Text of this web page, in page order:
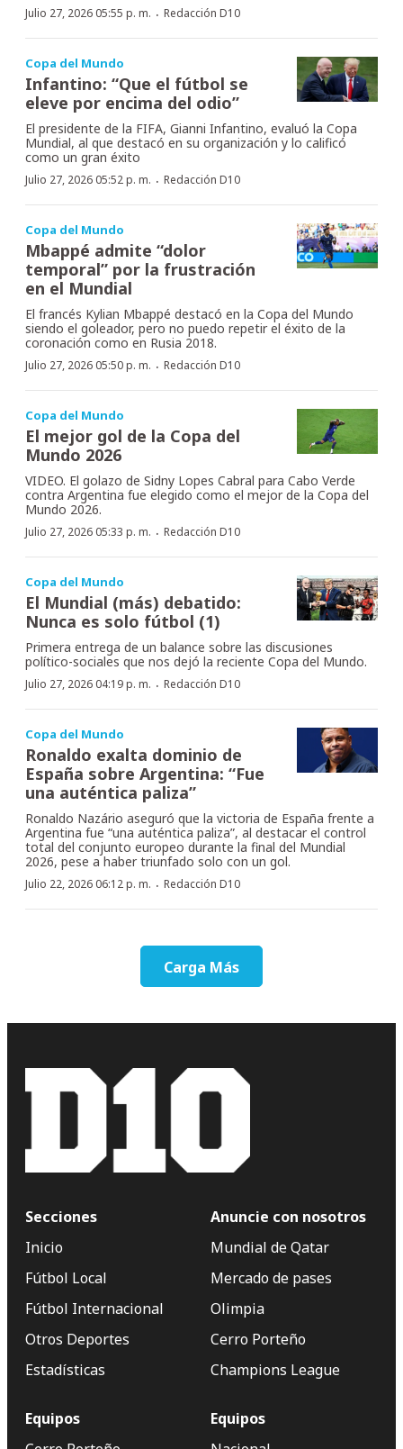
Julio 27, 2026 05:55 p. m. · Redacción D10
Copa del Mundo
Infantino: “Que el fútbol se
eleve por encima del odio”
El presidente de la FIFA, Gianni Infantino, evaluó la Copa
Mundial, al que destacó en su organización y lo calificó
como un gran éxito
Julio 27, 2026 05:52 p. m. · Redacción D10
Copa del Mundo
Mbappé admite “dolor
temporal” por la frustración
en el Mundial
El francés Kylian Mbappé destacó en la Copa del Mundo
siendo el goleador, pero no puedo repetir el éxito de la
coronación como en Rusia 2018.
Julio 27, 2026 05:50 p. m. · Redacción D10
Copa del Mundo
El mejor gol de la Copa del
Mundo 2026
VIDEO. El golazo de Sidny Lopes Cabral para Cabo Verde
contra Argentina fue elegido como el mejor de la Copa del
Mundo 2026.
Julio 27, 2026 05:33 p. m. · Redacción D10
Copa del Mundo
El Mundial (más) debatido:
Nunca es solo fútbol (1)
Primera entrega de un balance sobre las discusiones
político-sociales que nos dejó la reciente Copa del Mundo.
Julio 27, 2026 04:19 p. m. · Redacción D10
Copa del Mundo
Ronaldo exalta dominio de
España sobre Argentina: “Fue
una auténtica paliza”
Ronaldo Nazário aseguró que la victoria de España frente a
Argentina fue “una auténtica paliza”, al destacar el control
total del conjunto europeo durante la final del Mundial
2026, pese a haber triunfado solo con un gol.
Julio 22, 2026 06:12 p. m. · Redacción D10
Carga Más
Secciones
Inicio
Fútbol Local
Fútbol Internacional
Otros Deportes
Estadísticas
Anuncie con nosotros
Mundial de Qatar
Mercado de pases
Olimpia
Cerro Porteño
Champions League
Equipos
Equipos